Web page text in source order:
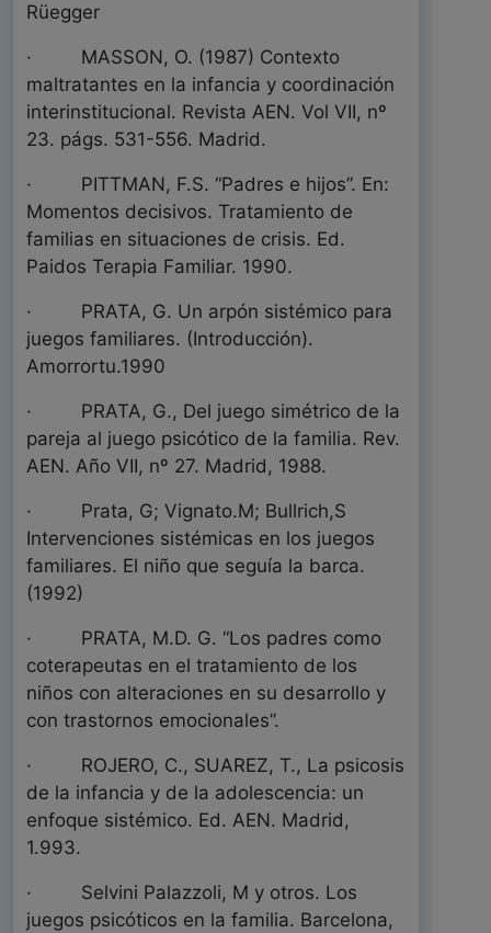
Rüegger
· MASSON, O. (1987) Contexto
maltratantes en la infancia y coordinación
interinstitucional. Revista AEN. Vol VII, nº
23. págs. 531-556. Madrid.
· PITTMAN, F.S. “Padres e hijos”. En:
Momentos decisivos. Tratamiento de
familias en situaciones de crisis. Ed.
Paidos Terapia Familiar. 1990.
· PRATA, G. Un arpón sistémico para
juegos familiares. (Introducción).
Amorrortu.1990
· PRATA, G., Del juego simétrico de la
pareja al juego psicótico de la familia. Rev.
AEN. Año VII, nº 27. Madrid, 1988.
· Prata, G; Vignato.M; Bullrich,S
Intervenciones sistémicas en los juegos
familiares. El niño que seguía la barca.
(1992)
· PRATA, M.D. G. “Los padres como
coterapeutas en el tratamiento de los
niños con alteraciones en su desarrollo y
con trastornos emocionales”.
· ROJERO, C., SUAREZ, T., La psicosis
de la infancia y de la adolescencia: un
enfoque sistémico. Ed. AEN. Madrid,
1.993.
· Selvini Palazzoli, M y otros. Los
juegos psicóticos en la familia. Barcelona,